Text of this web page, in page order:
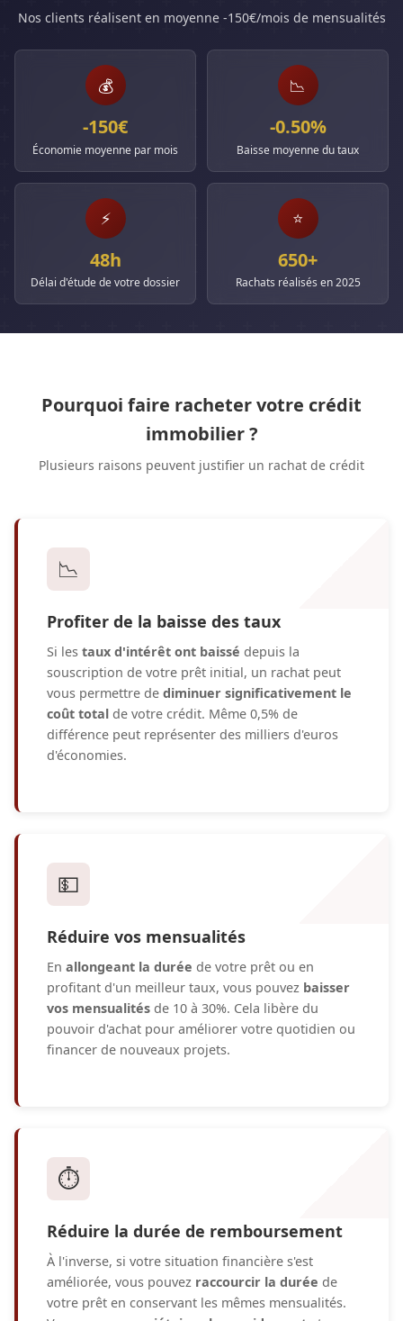
Nos clients réalisent en moyenne -150€/mois de mensualités
💰
-150€
Économie moyenne par mois
📉
-0.50%
Baisse moyenne du taux
⚡
48h
Délai d'étude de votre dossier
⭐
650+
Rachats réalisés en 2025
Pourquoi faire racheter votre crédit
immobilier ?
Plusieurs raisons peuvent justifier un rachat de crédit
📉
Profiter de la baisse des taux
Si les taux d'intérêt ont baissé depuis la
souscription de votre prêt initial, un rachat peut
vous permettre de diminuer significativement le
coût total de votre crédit. Même 0,5% de
différence peut représenter des milliers d'euros
d'économies.
💵
Réduire vos mensualités
En allongeant la durée de votre prêt ou en
profitant d'un meilleur taux, vous pouvez baisser
vos mensualités de 10 à 30%. Cela libère du
pouvoir d'achat pour améliorer votre quotidien ou
financer de nouveaux projets.
⏱️
Réduire la durée de remboursement
À l'inverse, si votre situation financière s'est
améliorée, vous pouvez raccourcir la durée de
votre prêt en conservant les mêmes mensualités.